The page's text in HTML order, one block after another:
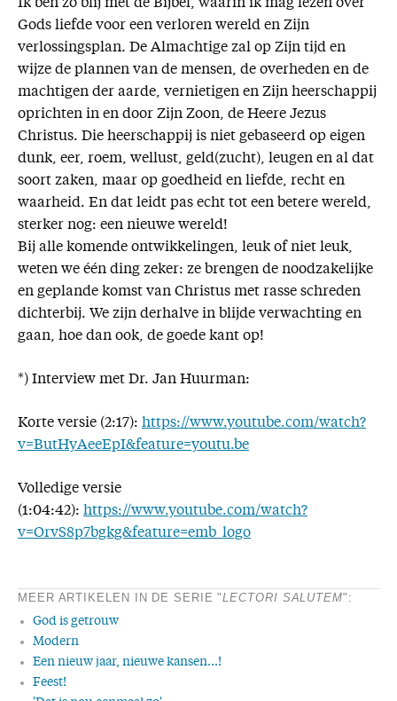
Ik ben zo blij met de Bijbel, waarin ik mag lezen over
Gods liefde voor een verloren wereld en Zijn
verlossingsplan. De Almachtige zal op Zijn tijd en
wijze de plannen van de mensen, de overheden en de
machtigen der aarde, vernietigen en Zijn heerschappij
oprichten in en door Zijn Zoon, de Heere Jezus
Christus. Die heerschappij is niet gebaseerd op eigen
dunk, eer, roem, wellust, geld(zucht), leugen en al dat
soort zaken, maar op goedheid en liefde, recht en
waarheid. En dat leidt pas echt tot een betere wereld,
sterker nog: een nieuwe wereld!
Bij alle komende ontwikkelingen, leuk of niet leuk,
weten we één ding zeker: ze brengen de noodzakelijke
en geplande komst van Christus met rasse schreden
dichterbij. We zijn derhalve in blijde verwachting en
gaan, hoe dan ook, de goede kant op!
*) Interview met Dr. Jan Huurman:
Korte versie (2:17): https://www.youtube.com/watch?
v=ButHyAeeEpI&feature=youtu.be
Volledige versie
(1:04:42): https://www.youtube.com/watch?
v=OrvS8p7bgkg&feature=emb_logo
MEER ARTIKELEN IN DE SERIE "LECTORI SALUTEM":
God is getrouw
Modern
Een nieuw jaar, nieuwe kansen...!
Feest!